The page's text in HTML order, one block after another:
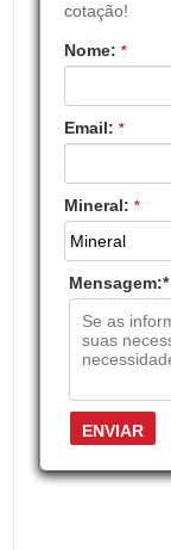
cotação!
Nome:*
Email:*
Mineral:*
Mensagem:*